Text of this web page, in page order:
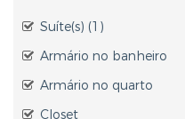
Suíte(s) (1)
Armário no banheiro
Armário no quarto
Closet